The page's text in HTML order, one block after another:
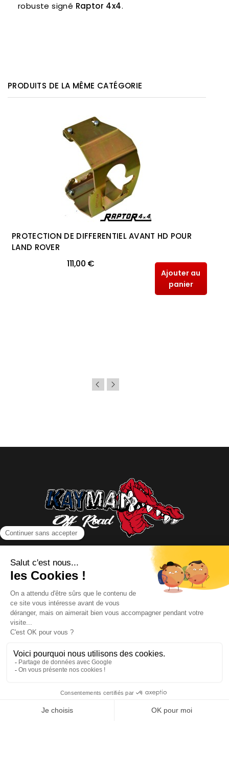
robuste signé Raptor 4x4.
PRODUITS DE LA MÊME CATÉGORIE
PROTECTION DE DIFFERENTIEL AVANT HD POUR
LAND ROVER
111,00 €
Ajouter au
panier
NOUS CONTACTER
INFORMATIONS
NOS PARTENAIRES
HORAIRES D'OUVERTURE
Copyright © 2026 Kayman Offroad 4x4 - Tous droits réservés -